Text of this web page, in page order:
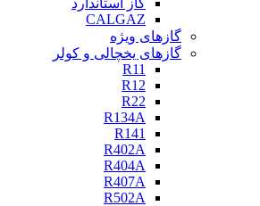
گاز استاندارد
CALGAZ
گازهای ویژه
گازهای یخچالی و کولر
R11
R12
R22
R134A
R141
R402A
R404A
R407A
R502A